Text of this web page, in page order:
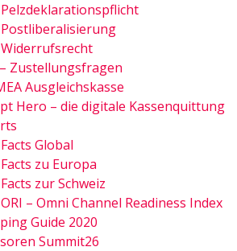
Pelzdeklarationspflicht
Postliberalisierung
Widerrufsrecht
Zustellungsfragen
Ausgleichskasse
Hero – die digitale Kassenquittung
Facts Global
Facts zu Europa
Facts zur Schweiz
ORI – Omni Channel Readiness Index
Guide 2020
Summit26